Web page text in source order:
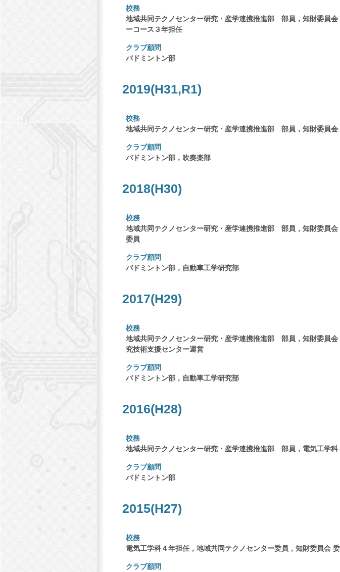
校務
地域共同テクノセンター研究・産学連携推進部 部員，知財委員
ーコース３年担任
クラブ顧問
バドミントン部
2019(H31,R1)
校務
地域共同テクノセンター研究・産学連携推進部 部員，知財委員
クラブ顧問
バドミントン部，吹奏楽部
2018(H30)
校務
地域共同テクノセンター研究・産学連携推進部 部員，知財委員
委員
クラブ顧問
バドミントン部，自動車工学研究部
2017(H29)
校務
地域共同テクノセンター研究・産学連携推進部 部員，知財委員
究技術支援センター運営
クラブ顧問
バドミントン部，自動車工学研究部
2016(H28)
校務
地域共同テクノセンター研究・産学連携推進部 部員，電気工学
クラブ顧問
バドミントン部
2015(H27)
校務
電気工学科４年担任，地域共同テクノセンター委員，知財委員会
クラブ顧問